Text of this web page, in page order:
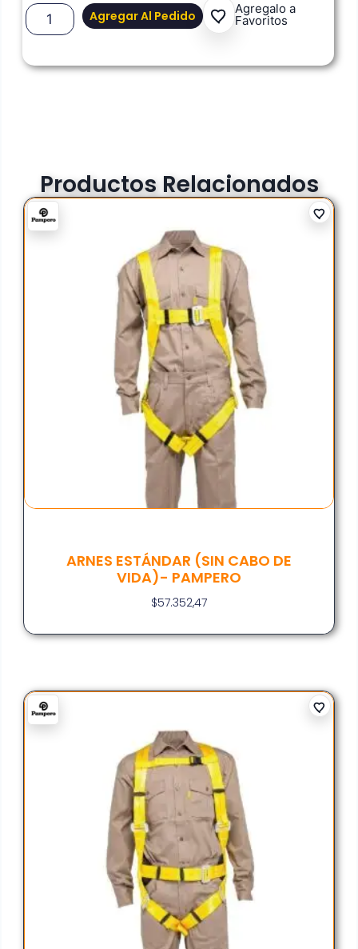
Agregar Al Pedido
Agregalo a
Favoritos
Productos Relacionados
ARNES ESTÁNDAR (SIN CABO DE
VIDA)- PAMPERO
$57.352,47